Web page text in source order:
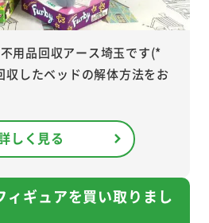
用品回収アース埼玉です(*
したベッドの解体方法をお
しく見る
ィギュアを買い取りまし